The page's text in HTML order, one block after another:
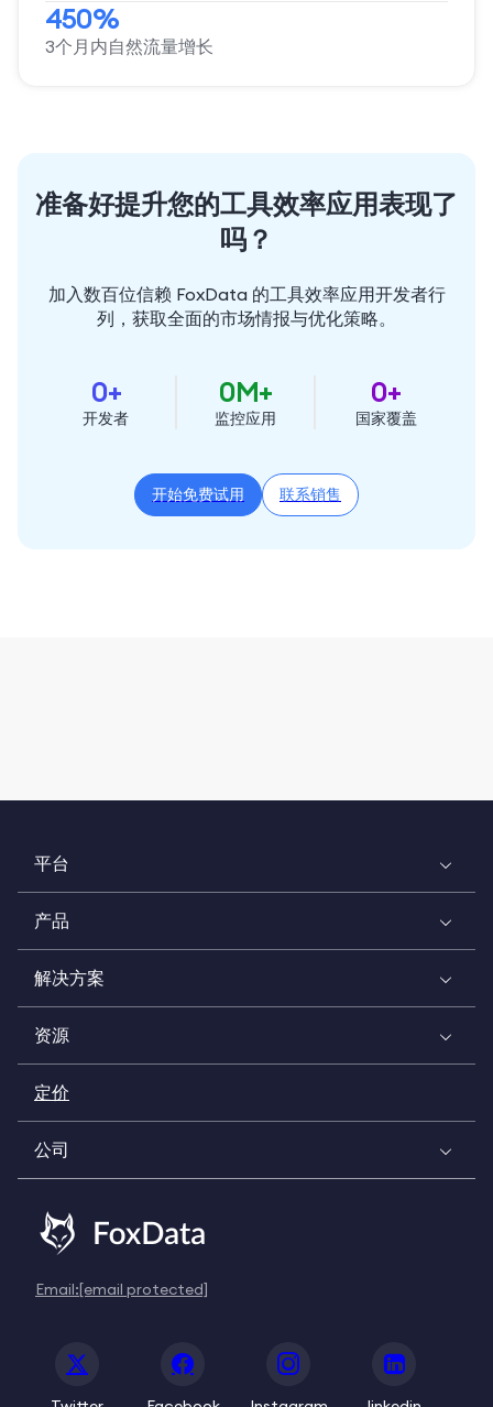
450%
3个月内自然流量增长
准备好提升您的工具效率应用表现了
吗？
加入数百位信赖 FoxData 的工具效率应用开发者行
列，获取全面的市场情报与优化策略。
0+
开发者
0M+
监控应用
0+
国家覆盖
开始免费试用 联系销售
平台
产品
解决方案
资源
定价
公司
Email:[email protected]